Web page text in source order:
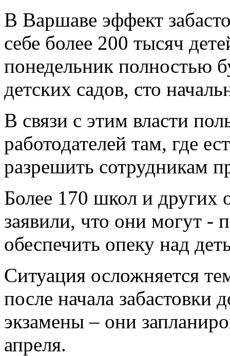
В Варшаве эффект
себе более 200 тысяч
понедельник полностью
детских садов, сто
В связи с этим власти
работодателей там, где
разрешить сотрудникам
Более 170 школ и других
заявили, что они могут -
обеспечить опеку над
Ситуация осложняется
после начала
экзамены – они
апреля.